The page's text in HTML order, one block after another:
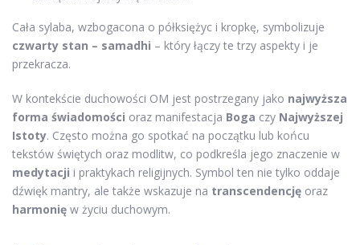
Cała sylaba, wzbogacona o półksiężyc i kropkę, symbolizuje
czwarty stan – samadhi – który łączy te trzy aspekty i je
przekracza.
W kontekście duchowości OM jest postrzegany jako najwyższa
forma świadomości oraz manifestacja Boga czy Najwyższej
Istoty. Często można go spotkać na początku lub końcu
tekstów świętych oraz modlitw, co podkreśla jego znaczenie w
medytacji i praktykach religijnych. Symbol ten nie tylko oddaje
dźwięk mantry, ale także wskazuje na transcendencję oraz
harmonię w życiu duchowym.